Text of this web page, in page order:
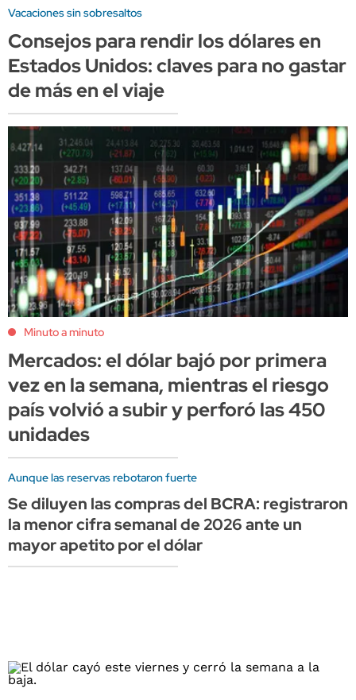
Vacaciones sin sobresaltos
Consejos para rendir los dólares en
Estados Unidos: claves para no gastar
de más en el viaje
Minuto a minuto
Mercados: el dólar bajó por primera
vez en la semana, mientras el riesgo
país volvió a subir y perforó las 450
unidades
Aunque las reservas rebotaron fuerte
Se diluyen las compras del BCRA: registraron
la menor cifra semanal de 2026 ante un
mayor apetito por el dólar